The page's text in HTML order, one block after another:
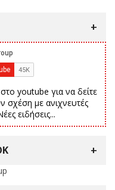
youtube για να δείτε
σχέση με ανιχνευτές
ειδήσεις...